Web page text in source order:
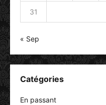
31
« Sep
Catégories
En passant